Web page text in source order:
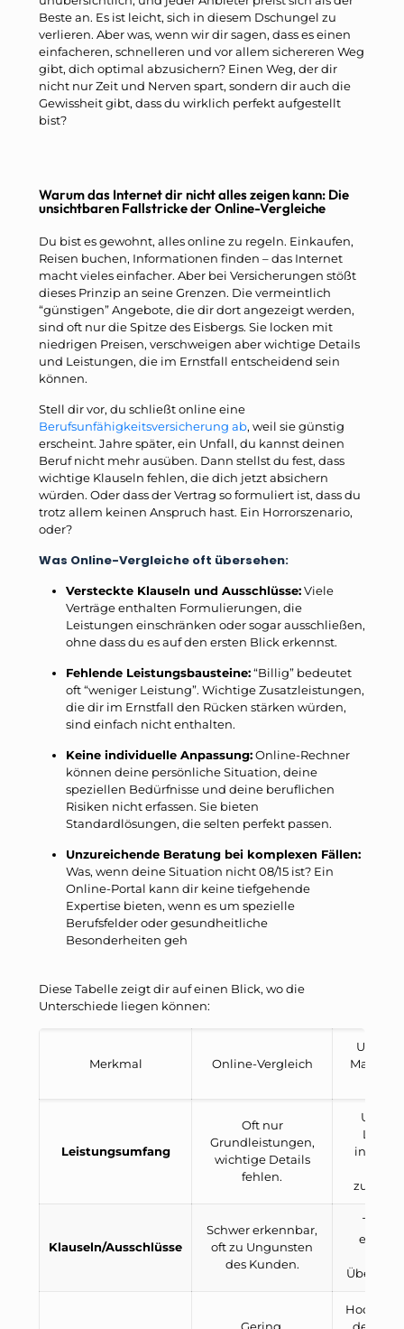
Beste an. Es ist leicht, sich in diesem Dschungel zu
verlieren. Aber was, wenn wir dir sagen, dass es einen
einfacheren, schnelleren und vor allem sichereren Weg
gibt, dich optimal abzusichern? Einen Weg, der dir
nicht nur Zeit und Nerven spart, sondern dir auch die
Gewissheit gibt, dass du wirklich perfekt aufgestellt
bist?
Warum das Internet dir nicht alles zeigen kann: Die
unsichtbaren Fallstricke der Online-Vergleiche
Du bist es gewohnt, alles online zu regeln. Einkaufen,
Reisen buchen, Informationen finden – das Internet
macht vieles einfacher. Aber bei Versicherungen stößt
dieses Prinzip an seine Grenzen. Die vermeintlich
“günstigen” Angebote, die dir dort angezeigt werden,
sind oft nur die Spitze des Eisbergs. Sie locken mit
niedrigen Preisen, verschweigen aber wichtige Details
und Leistungen, die im Ernstfall entscheidend sein
können.
Stell dir vor, du schließt online eine
Berufsunfähigkeitsversicherung ab, weil sie günstig
erscheint. Jahre später, ein Unfall, du kannst deinen
Beruf nicht mehr ausüben. Dann stellst du fest, dass
wichtige Klauseln fehlen, die dich jetzt absichern
würden. Oder dass der Vertrag so formuliert ist, dass du
trotz allem keinen Anspruch hast. Ein Horrorszenario,
oder?
Was Online-Vergleiche oft übersehen:
Versteckte Klauseln und Ausschlüsse:Viele
Verträge enthalten Formulierungen, die
Leistungen einschränken oder sogar ausschließen,
ohne dass du es auf den ersten Blick erkennst.
Fehlende Leistungsbausteine:“Billig” bedeutet
oft “weniger Leistung”. Wichtige Zusatzleistungen,
die dir im Ernstfall den Rücken stärken würden,
sind einfach nicht enthalten.
Keine individuelle Anpassung:Online-Rechner
können deine persönliche Situation, deine
speziellen Bedürfnisse und deine beruflichen
Risiken nicht erfassen. Sie bieten
Standardlösungen, die selten perfekt passen.
Unzureichende Beratung bei komplexen Fällen:
Was, wenn deine Situation nicht 08/15 ist? Ein
Online-Portal kann dir keine tiefgehende
Expertise bieten, wenn es um spezielle
Berufsfelder oder gesundheitliche
Besonderheiten geh
Diese Tabelle zeigt dir auf einen Blick, wo die
Unterschiede liegen können:
Merkmal Online-Vergleich
Leistungsumfang
Oft nur
Grundleistungen,
wichtige Details
fehlen.
Klauseln/Ausschlüsse
Schwer erkennbar,
oft zu Ungunsten
des Kunden.
erklärt,
Gering,
Hoch,
deiner